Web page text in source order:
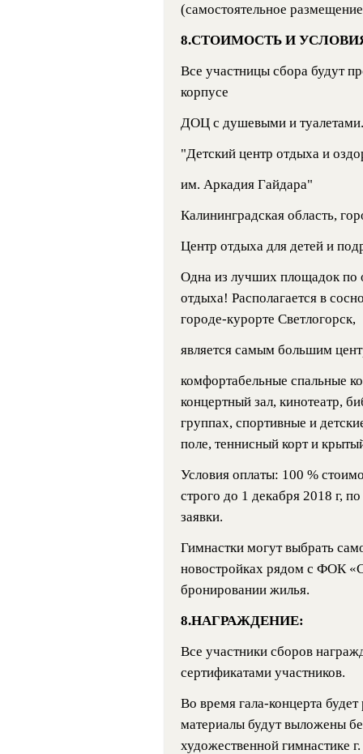
(самостоятельное
8.СТОИМОСТЬ И
Все участницы сбора будут
корпусе
ДОЦ с душевыми и
"Детский центр отдыха и
им. Аркадия Гайдара"
Калининградская область,
Центр отдыха для детей и
Одна из лучших площадок по
отдыха! Располагается в
городе-курорте Светлогорск,
является самым большим
комфортабельные спальные
концертный зал, кинотеатр,
группах, спортивные и
поле, теннисный корт и
Условия оплаты: 100 %
строго до 1 декабря 2018 г,
заявки.
Гимнастки могут выбрать
новостройках рядом с ФОК
бронировании жилья.
8.НАГРАЖДЕНИЕ:
Все участники сборов
сертификатами участников.
Во время гала-концерта
материалы будут выложены
художественной гимнастике